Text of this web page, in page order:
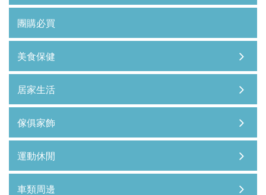
團購必買
美食保健
居家生活
傢俱家飾
運動休閒
車類周邊